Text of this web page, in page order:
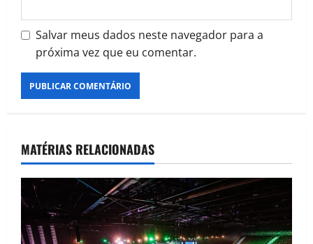
Salvar meus dados neste navegador para a
próxima vez que eu comentar.
MATÉRIAS RELACIONADAS